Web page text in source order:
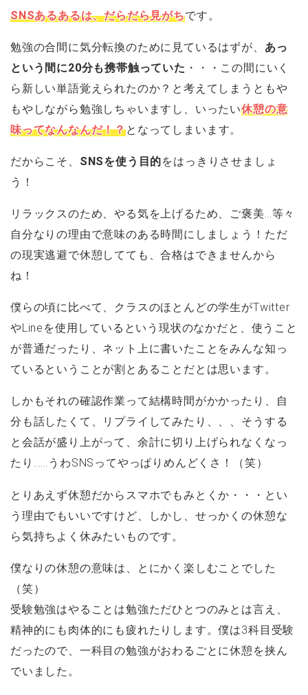
SNSあるあるは、だらだら見がちです。
勉強の合間に気分転換のために見ているはずが、 あっ
という間に20分も携帯触っていた ・・・この間にいく
ら新しい単語覚えられたのか？と考えてしまうともや
もやしながら勉強しちゃいますし、いったい休憩の意
味ってなんなんだ！？となってしまいます。
だからこそ、 SNSを使う目的をはっきりさせましょ
う！
リラックスのため、やる気を上げるため、ご褒美…等々
自分なりの理由で意味のある時間にしましょう！ただ
の現実逃避で休憩してても、合格はできませんから
ね！
僕らの頃に比べて、クラスのほとんどの学生がTwitter
やLineを使用しているという現状のなかだと、使うこと
が普通だったり、ネット上に書いたことをみんな知っ
ているということが割とあることだとは思います。
しかもそれの確認作業って結構時間がかかったり、自
分も話したくて、リプライしてみたり、、、そうする
と会話が盛り上がって、余計に切り上げられなくなっ
たり……うわSNSってやっぱりめんどくさ！（笑）
とりあえず休憩だからスマホでもみとくか・・・とい
う理由でもいいですけど、しかし、せっかくの休憩な
ら気持ちよく休みたいものです。
僕なりの休憩の意味は、とにかく楽しむことでした
（笑）
受験勉強はやることは勉強ただひとつのみとは言え、
精神的にも肉体的にも疲れたりします。僕は3科目受験
だったので、一科目の勉強がおわるごとに休憩を挟ん
でいました。